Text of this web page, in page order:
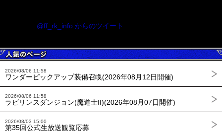
@ff_rk_info からのツイート
2026/08/06 11:58
ワンダーピックアップ装備召喚(2026年08月12日開催)
2026/08/06 11:58
ラビリンスダンジョン(魔道士II)(2026年08月07日開催)
2026/08/03 15:00
第35回公式生放送観覧応募